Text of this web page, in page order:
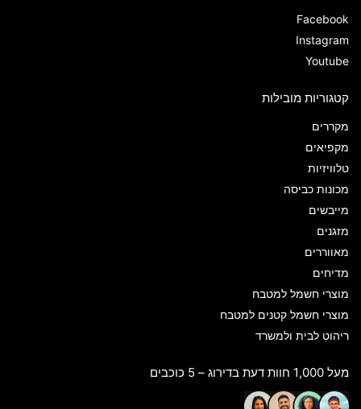
Facebook
Instagram
Youtube
קטגוריות מובילות
מקררים
מקפיאים
טלוויזיות
מכונות כביסה
מייבשים
מזגנים
מאווררים
מדיחים
מוצרי חשמל למטבח
מוצרי חשמל קטנים למטבח
ריהוט לבית ולמשרד
מעל 1,000 חוות דעת בדירוג – 5 כוכבים